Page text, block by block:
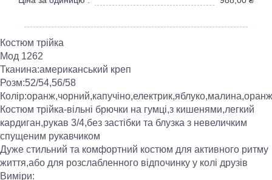
Костюм трійка
Мод 1262
Тканина:американський креп
Розм:52/54,56/58
Колір:оранж,чорний,капучіно,електрик,яблуко,малина,оранж
Костюм трійка-вільні брючки на гумці,з кишенями,легкий
кардиган,рукав 3/4,без застібки та блузка з невеличким
спущеним рукавчиком
Дуже стильний та комфортний костюм для активного ритму
життя,або для розслабленного відпочинку у колі друзів
Виміри: